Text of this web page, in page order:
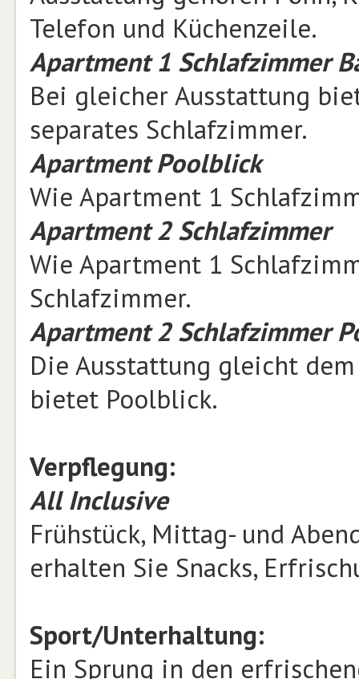
Telefon und Küchenzeile.
Apartment 1 Schlafzimmer
Bei gleicher Ausstattung
separates Schlafzimmer.
Apartment Poolblick
Wie Apartment 1
Apartment 2 Schlafzimmer
Wie Apartment 1
Schlafzimmer.
Apartment 2 Schlafzimmer
Die Ausstattung gleicht
bietet Poolblick.
Verpflegung:
All Inclusive
Frühstück, Mittag- und
erhalten Sie Snacks,
Sport/Unterhaltung:
Ein Sprung in den